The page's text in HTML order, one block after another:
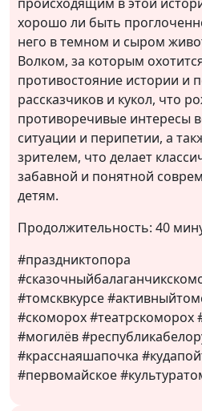
хорошо ли быть
него в темном и сыром
Волком, за которым
противостояние истории и
рассказчиков и кукол, что
противоречивые интересы
ситуации и перипетии, а
зрителем, что делает
забавной и понятной
детям.
Продолжительность: 40
#праздниктопора
#томсквкурсе
#скоморох #театрскоморох
#могилёв
#красснаяшапочка
#первомайское